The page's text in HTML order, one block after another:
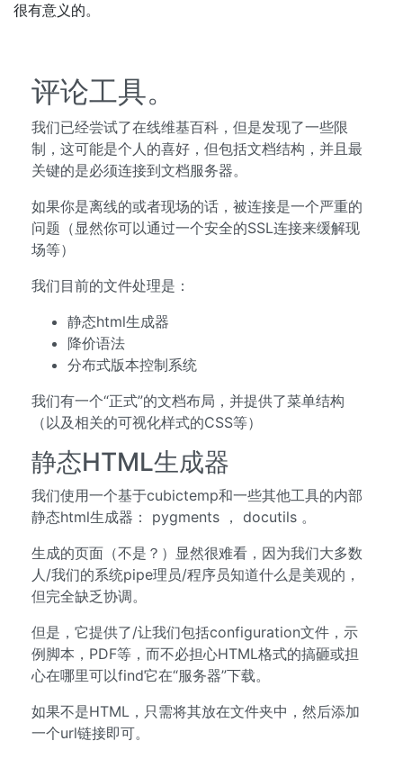
很有意义的。
评论工具。
我们已经尝试了在线维基百科，但是发现了一些限
制，这可能是个人的喜好，但包括文档结构，并且最
关键的是必须连接到文档服务器。
如果你是离线的或者现场的话，被连接是一个严重的
问题（显然你可以通过一个安全的SSL连接来缓解现
场等）
我们目前的文件处理是：
静态html生成器
降价语法
分布式版本控制系统
我们有一个“正式”的文档布局，并提供了菜单结构
（以及相关的可视化样式的CSS等）
静态HTML生成器
我们使用一个基于cubictemp和一些其他工具的内部
静态html生成器： pygments ， docutils 。
生成的页面（不是？）显然很难看，因为我们大多数
人/我们的系统pipe理员/程序员知道什么是美观的，
但完全缺乏协调。
但是，它提供了/让我们包括configuration文件，示
例脚本，PDF等，而不必担心HTML格式的搞砸或担
心在哪里可以find它在“服务器”下载。
如果不是HTML，只需将其放在文件夹中，然后添加
一个url链接即可。